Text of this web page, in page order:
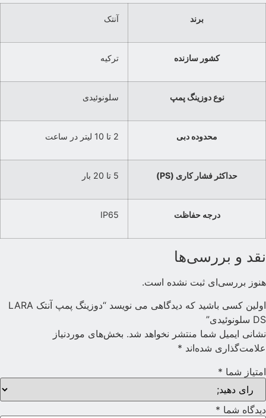
برند آنتک
کشور سازنده ترکیه
نوع دوزینگ پمپ سلونوئیدی
محدوده دبی 2 تا 10 لیتر در ساعت
حداکثر فشار کاری (PS) 5 تا 20 بار
درجه حفاظت IP65
نقد و بررسی‌ها
هنوز بررسی‌ای ثبت نشده است.
اولین کسی باشید که دیدگاهی می نویسد “دوزینگ پمپ آنتک LARA
DS سلونوئیدی”
نشانی ایمیل شما منتشر نخواهد شد. بخش‌های موردنیاز
علامت‌گذاری شده‌اند *
امتیاز شما *
دیدگاه شما *